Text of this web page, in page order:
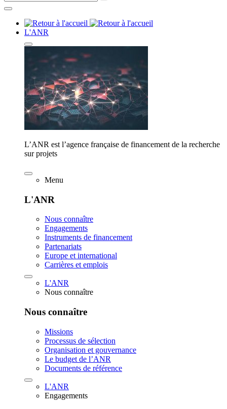
L'ANR
L’ANR est l’agence française de financement de la recherche
sur projets
Menu
L'ANR
Nous connaître
Engagements
Instruments de financement
Partenariats
Europe et international
Carrières et emplois
L'ANR
Nous connaître
Nous connaître
Missions
Processus de sélection
Organisation et gouvernance
Le budget de l’ANR
Documents de référence
L'ANR
Engagements